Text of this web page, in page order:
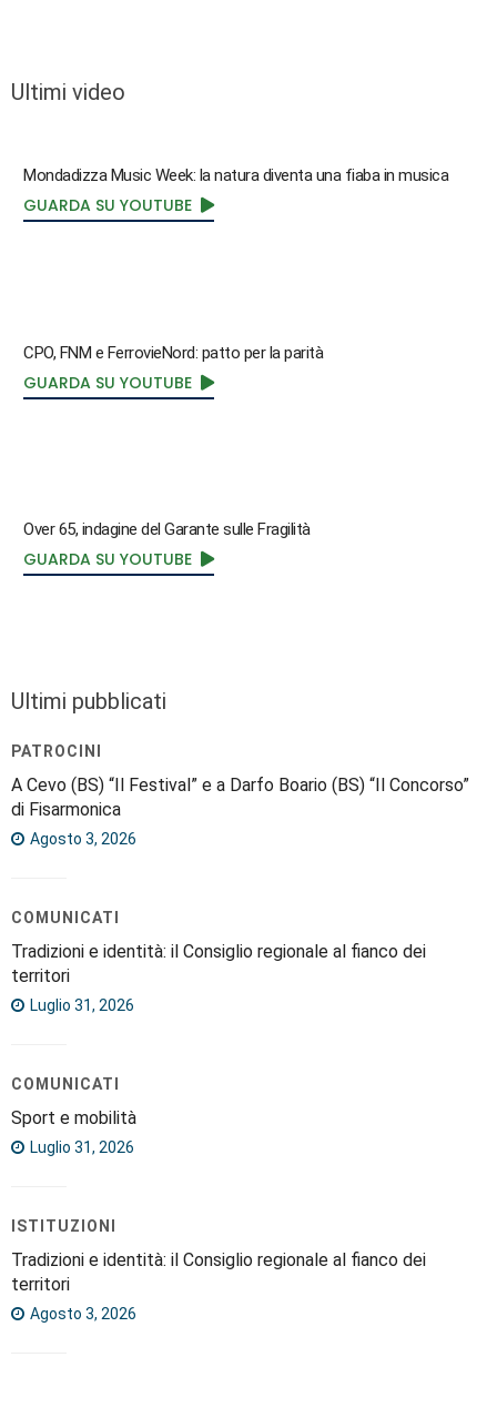
Ultimi video
Mondadizza Music Week: la natura diventa una fiaba in musica
GUARDA SU YOUTUBE
CPO, FNM e FerrovieNord: patto per la parità
GUARDA SU YOUTUBE
Over 65, indagine del Garante sulle Fragilità
GUARDA SU YOUTUBE
Ultimi pubblicati
PATROCINI
A Cevo (BS) “Il Festival” e a Darfo Boario (BS) “Il Concorso”
di Fisarmonica
Agosto 3, 2026
COMUNICATI
Tradizioni e identità: il Consiglio regionale al fianco dei
territori
Luglio 31, 2026
COMUNICATI
Sport e mobilità
Luglio 31, 2026
ISTITUZIONI
Tradizioni e identità: il Consiglio regionale al fianco dei
territori
Agosto 3, 2026